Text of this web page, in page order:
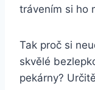
trávením si ho
Tak proč si
skvělé
pekárny?